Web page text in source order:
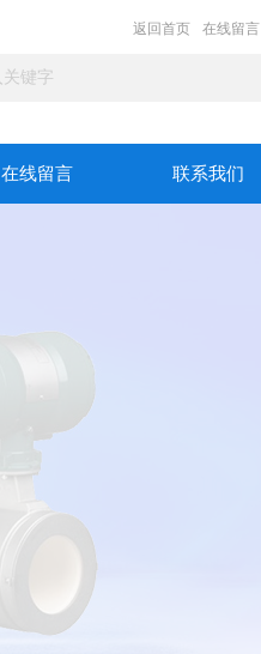
返回首页 在线留言
在线留言 联系我们